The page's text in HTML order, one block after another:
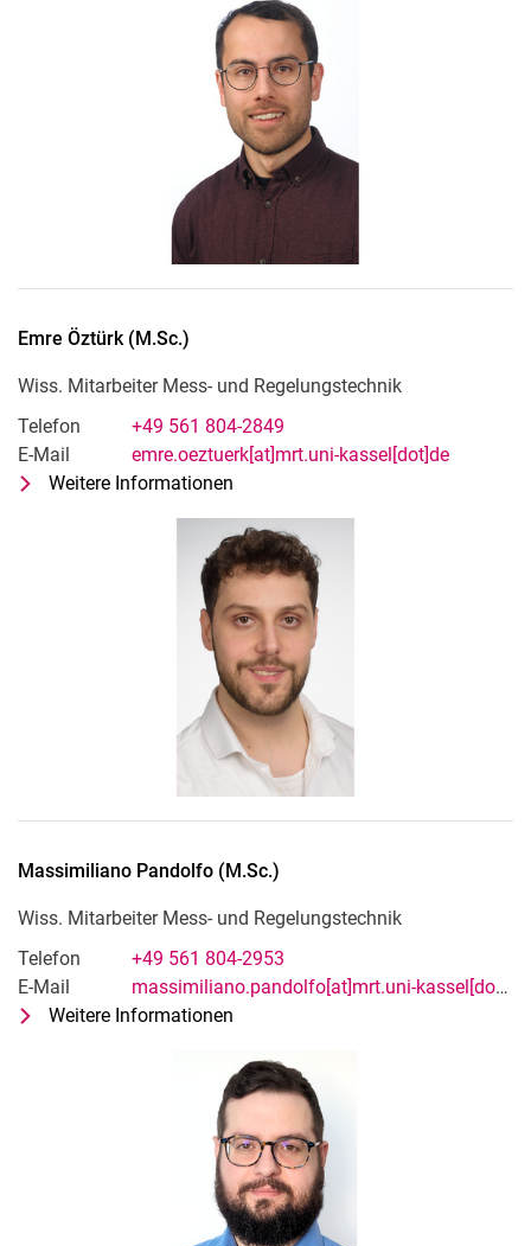
Emre Öztürk( M.Sc.)
Wiss. Mitarbeiter Mess- und Regelungstechnik
Telefon
+49 561 804-2849
E-Mail
emre.oeztuerk[at]mrt.uni-kassel[dot]de
Weitere Informationen
Massimiliano Pandolfo ( M.Sc.)
Wiss. Mitarbeiter Mess- und Regelungstechnik
Telefon
+49 561 804-2953
E-Mail
massimiliano.pandolfo[at]mrt.uni-kassel[dot]de
Weitere Informationen